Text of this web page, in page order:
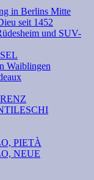
in Berlins Mitte
seit 1452
und SUV-
Waiblingen
PIETÀ
NEUE